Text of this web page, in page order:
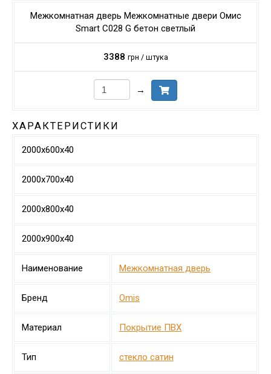
Межкомнатная дверь Межкомнатные двери Омис
Smart C028 G бетон светлый
3388 грн / штука
→
ХАРАКТЕРИСТИКИ
2000х600х40
2000х700х40
2000х800х40
2000х900х40
Наименование Межкомнатная дверь
Бренд Omis
Материал Покрытие ПВХ
Тип стекло сатин